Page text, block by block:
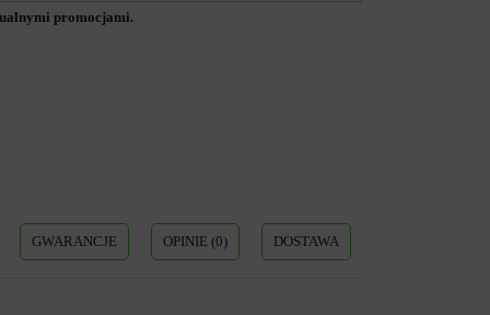
promocjami.
GWARANCJE OPINIE (0) DOSTAWA